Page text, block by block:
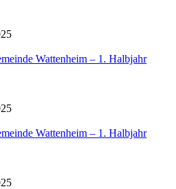
Wattenheim – 1. Halbjahr
Wattenheim – 1. Halbjahr